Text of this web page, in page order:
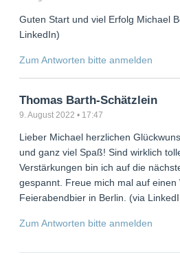
Guten Start und viel Erfolg Michael
LinkedIn)
Zum Antworten bitte anmelden
Thomas Barth-Schätzlein
9. August 2022 • 17:47
Lieber Michael herzlichen
und ganz viel Spaß! Sind wirklich
Verstärkungen bin ich auf die
gespannt. Freue mich mal auf einen
Feierabendbier in Berlin. (via
Zum Antworten bitte anmelden